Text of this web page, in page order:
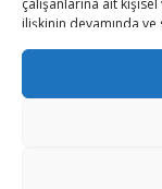
çalışanlarına ait
ilişkinin devamında
2. Kişisel Verilerinizin
isteriz.
Öncelikle kişisel
zorunluluğumuz
Powered by